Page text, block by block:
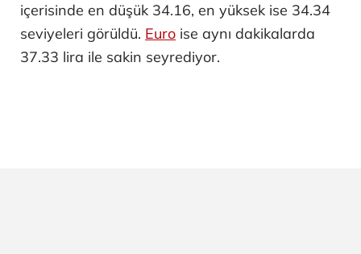
içerisinde en düşük 34.16, en yüksek ise 34.34
seviyeleri görüldü. Euro ise aynı dakikalarda
37.33 lira ile sakin seyrediyor.